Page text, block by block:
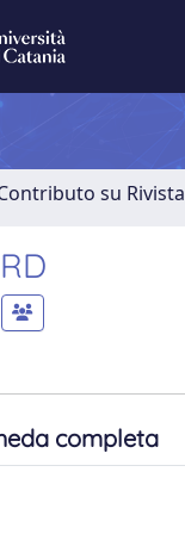
su Rivista
completa